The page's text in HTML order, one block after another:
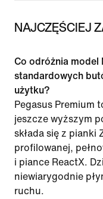
NAJCZĘŚCIEJ
Co odróżnia model
standardowych
użytku?
Pegasus Premium
jeszcze wyższym
składa się z pianki
profilowanej,
i piance ReactX.
niewiarygodnie
ruchu.